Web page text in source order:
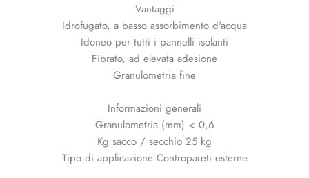
Vantaggi
Idrofugato, a basso assorbimento d'acqua
Idoneo per tutti i pannelli isolanti
Fibrato, ad elevata adesione
Granulometria fine
Informazioni generali
Granulometria (mm) < 0,6
Kg sacco / secchio 25 kg
Tipo di applicazione Contropareti esterne